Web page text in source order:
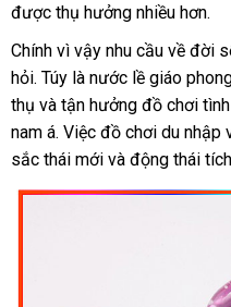
chuyển
giả
được thụ hưởng nhiều hơn.
Chính vì vậy nhu cầu về đời
hỏinhập
khẩu
. Túy là nước lề giáo
thụ nơi
bán
và tận hưởng đồ chơi
nam átheo
yêu
cầu
. Việc đồ chơi du nhập
sắc thái mới trung
tâm
và động thái